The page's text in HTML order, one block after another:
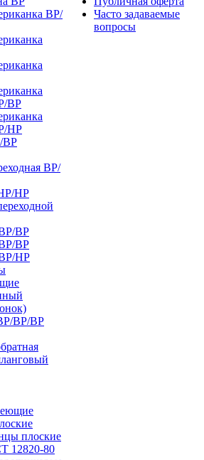
ВР/
ВР
НР
ВР
ВР/
НР
ВР
ВР
НР
ВР/ВР
плоские
12820-80
Часто задаваемые
вопросы